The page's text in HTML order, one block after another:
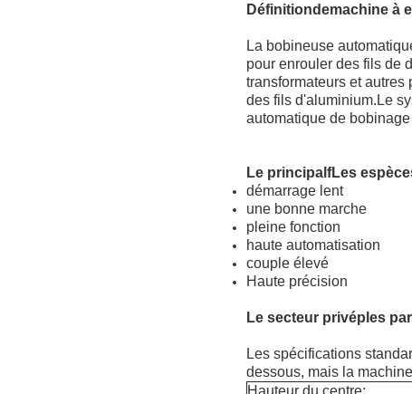
Définitiondemachine à
La bobineuse
pour enrouler des fils de
transformateurs et
des fils d'aluminium.Le
automatique de
Le principal fLes
démarrage lent
une bonne marche
pleine fonction
haute automatisation
couple élevé
Haute précision
Le secteur privép les
Les spécifications
dessous, mais la
Hauteur du centre: